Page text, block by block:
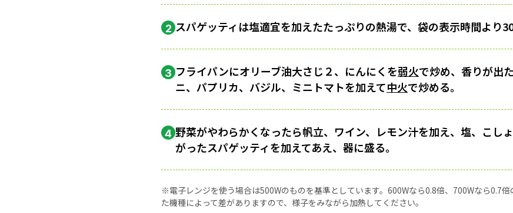
2 スパゲッティは塩適宜を加えたたっぷりの熱湯で、袋の表示時間より
3 フライパンにオリーブ油大さじ２、にんにくを弱火で炒め、香りが出
ニ、パプリカ、バジル、ミニトマトを加えて中火で炒める。
4 野菜がやわらかくなったら帆立、ワイン、レモン汁を加え、塩、こし
がったスパゲッティを加えてあえ、器に盛る。
※電子レンジを使う場合は500Wのものを基準としています。600Wなら0.8倍、700Wなら0.7
た機種によって差がありますので、様子をみながら加熱してください。